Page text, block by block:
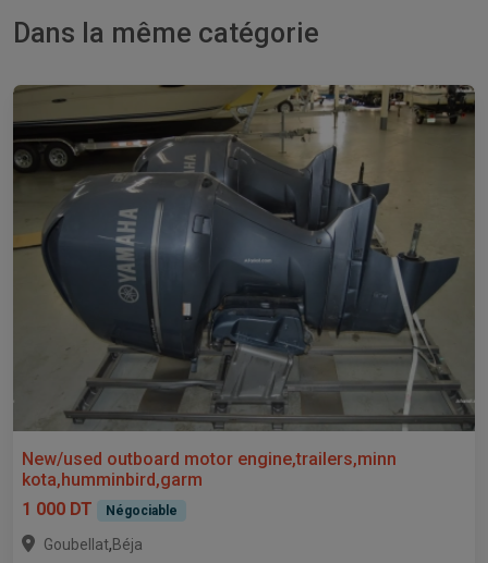
Dans la même catégorie
New/used outboard motor engine,trailers,minn
kota,humminbird,garm
1 000 DT
Négociable
Goubellat,Béja